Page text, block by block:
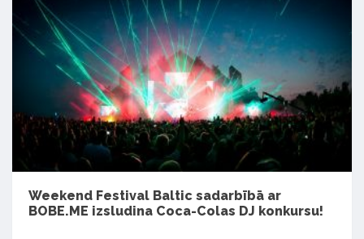
Weekend Festival Baltic sadarbībā ar
BOBE.ME izsludina Coca-Colas DJ konkursu!